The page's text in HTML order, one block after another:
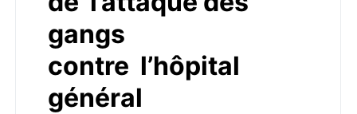
gangs
contre l’hôpital
général